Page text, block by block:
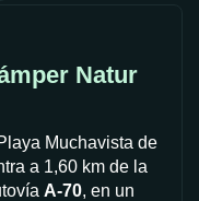
Natur
Muchavista de
a 1,60 km de la
A-70, en un